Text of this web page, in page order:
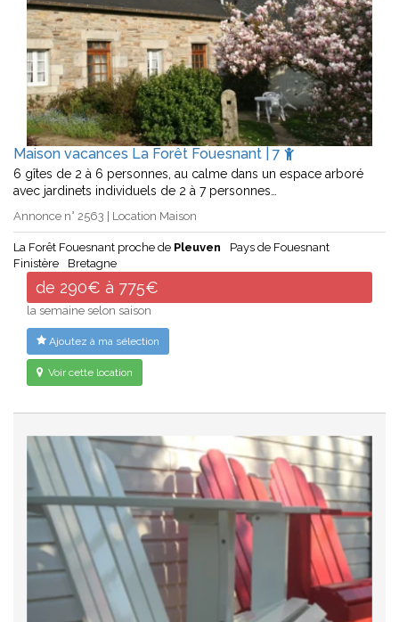
Maison vacances La Forêt Fouesnant | 7
6 gîtes de 2 à 6 personnes, au calme dans un espace arboré
avec jardinets individuels de 2 à 7 personnes…
Annonce n° 2563 | Location Maison
La Forêt Fouesnant proche de Pleuven
Pays de Fouesnant
Finistère
Bretagne
de 290€ à 775€
la semaine selon saison
Ajoutez à ma sélection
Voir cette location